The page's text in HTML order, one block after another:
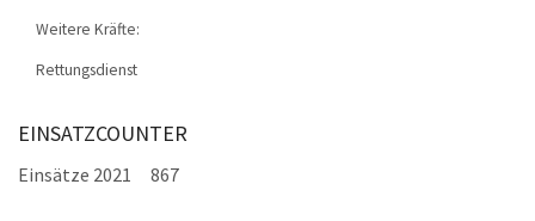
Weitere Kräfte:
Rettungsdienst
EINSATZCOUNTER
Einsätze 2021 867